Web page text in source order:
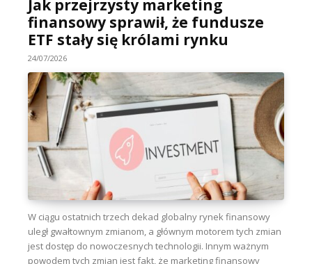
Jak przejrzysty marketing
finansowy sprawił, że fundusze
ETF stały się królami rynku
24/07/2026
W ciągu ostatnich trzech dekad globalny rynek finansowy
uległ gwałtownym zmianom, a głównym motorem tych zmian
jest dostęp do nowoczesnych technologii. Innym ważnym
powodem tych zmian jest fakt, że marketing finansowy